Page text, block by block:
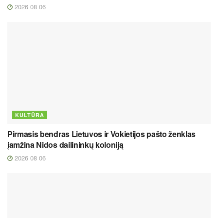
2026 08 06
KULTŪRA
Pirmasis bendras Lietuvos ir Vokietijos pašto ženklas
įamžina Nidos dailininkų koloniją
2026 08 06